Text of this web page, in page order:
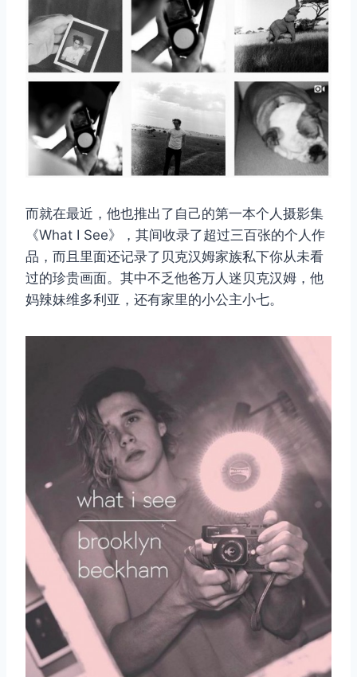
而就在最近，他也推出了自己的第一本个人摄影集
《What I See》，其间收录了超过三百张的个人作
品，而且里面还记录了贝克汉姆家族私下你从未看
过的珍贵画面。其中不乏他爸万人迷贝克汉姆，他
妈辣妹维多利亚，还有家里的小公主小七。